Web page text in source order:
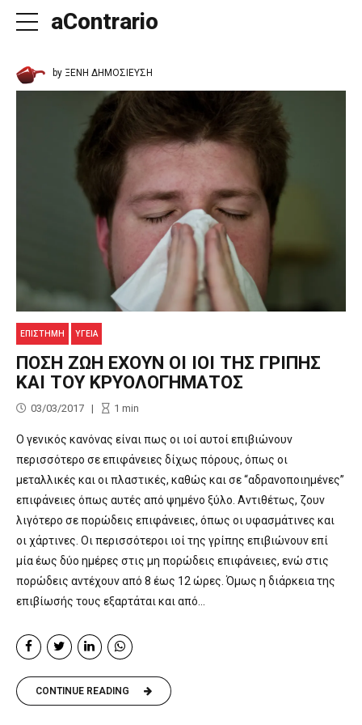
aContrario
by ΞΕΝΗ ΔΗΜΟΣΙΕΥΣΗ
ΕΠΙΣΤΗΜΗ ΥΓΕΊΑ
ΠΟΣΗ ΖΩΗ ΕΧΟΥΝ ΟΙ ΙΟΙ ΤΗΣ ΓΡΙΠΗΣ
ΚΑΙ ΤΟΥ ΚΡΥΟΛΟΓΗΜΑΤΟΣ
03/03/2017 1 min
Ο γενικός κανόνας είναι πως οι ιοί αυτοί επιβιώνουν
περισσότερο σε επιφάνειες δίχως πόρους, όπως οι
μεταλλικές και οι πλαστικές, καθώς και σε “αδρανοποιημένες”
επιφάνειες όπως αυτές από ψημένο ξύλο. Αντιθέτως, ζουν
λιγότερο σε πορώδεις επιφάνειες, όπως οι υφασμάτινες και
οι χάρτινες. Οι περισσότεροι ιοί της γρίπης επιβιώνουν επί
μία έως δύο ημέρες στις μη πορώδεις επιφάνειες, ενώ στις
πορώδεις αντέχουν από 8 έως 12 ώρες. Όμως η διάρκεια της
επιβίωσής τους εξαρτάται και από...
CONTINUE READING